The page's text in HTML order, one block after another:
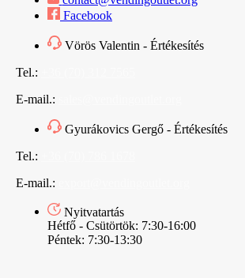
Facebook
Vörös Valentin - Értékesítés
Tel.:
E-mail.:
Gyurákovics Gergő - Értékesítés
Tel.:
E-mail.:
Nyitvatartás
Hétfő - Csütörtök: 7:30-16:00
Péntek: 7:30-13:30